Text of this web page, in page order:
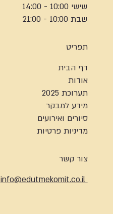
שישי 10:00 - 14:00
שבת 10:00 - 21:00
תפריט
דף הבית
אודות
תערוכת 2025
מידע למבקר
סיורים ואירועים
מדיניות פרטיות
צור קשר
info@edutmekomit.co.il